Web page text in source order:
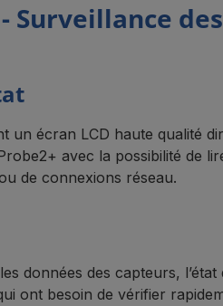
- Surveillance
écran LCD haute qualité
avec la possibilité de
de connexions réseau.
données des capteurs,
ont besoin de vérifier